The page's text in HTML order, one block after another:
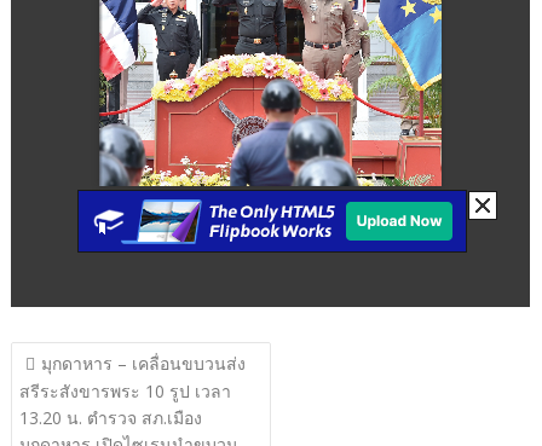
แนะแนว
เรื่อง
มุกดาหาร – เคลื่อนขบวนส่ง
สรีระสังขารพระ 10 รูป เวลา
13.20 น. ตำรวจ สภ.เมือง